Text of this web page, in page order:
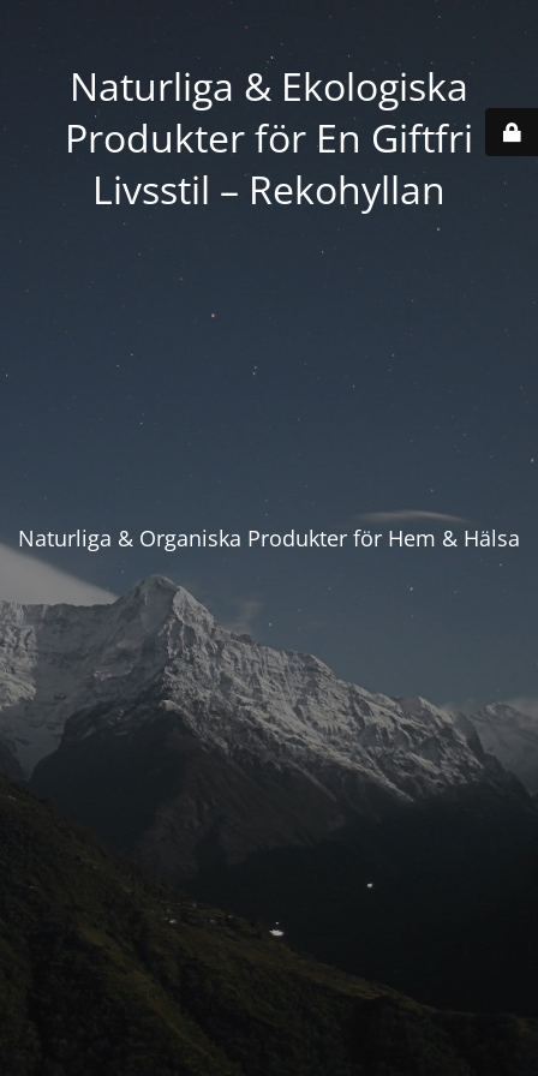
Naturliga & Ekologiska
Produkter för En Giftfri
Livsstil – Rekohyllan
Naturliga & Organiska Produkter för Hem & Hälsa